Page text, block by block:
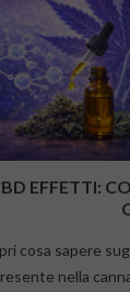
EFFETTI:
cosa sapere
nella